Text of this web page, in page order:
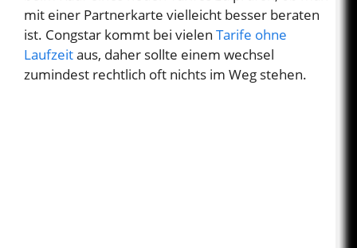
mit einer Partnerkarte vielleicht besser beraten
ist. Congstar kommt bei vielen Tarife ohne
Laufzeitaus, daher sollte einem wechsel
zumindest rechtlich oft nichts im Weg stehen.